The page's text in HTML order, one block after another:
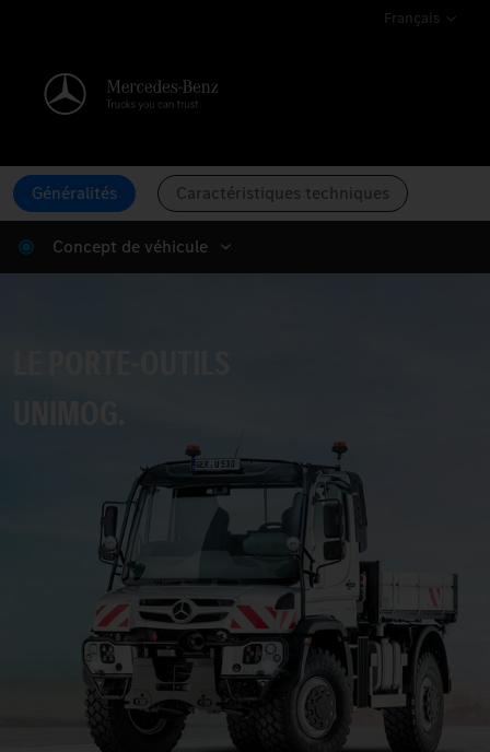
Français
Généralités Caractéristiques techniques
Concept de véhicule